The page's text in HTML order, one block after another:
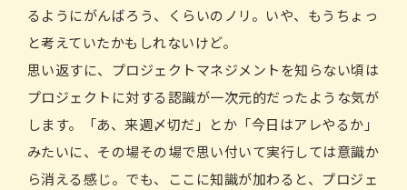
るようにがんばろう、くらいのノリ。いや、もうちょっ
と考えていたかもしれないけど。
思い返すに、プロジェクトマネジメントを知らない頃は
プロジェクトに対する認識が一次元的だったような気が
します。「あ、来週〆切だ」とか「今日はアレやるか」
みたいに、その場その場で思い付いて実行しては意識か
ら消える感じ。でも、ここに知識が加わると、プロジェ